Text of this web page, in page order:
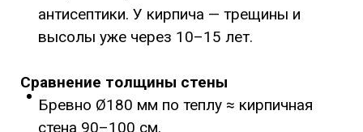
антисептики. У кирпича — трещины и
высолы уже через 10–15 лет.
Сравнение толщины стены
Бревно Ø180 мм по теплу ≈ кирпичная
стена 90–100 см.